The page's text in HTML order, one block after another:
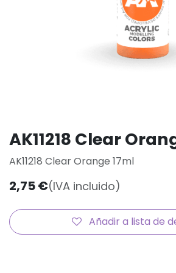
AK11218 Clear
AK11218 Clear Orange 17ml
2,75€(IVA incluido)
Añadir a lista de